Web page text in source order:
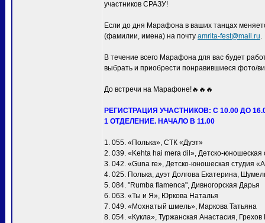
участников СРАЗУ!
Если до дня Марафона в ваших танцах
(фамилии, имена) на почту amrita-fest@mail.ru.
В течение всего Марафона для вас будет
выбрать и приобрести понравившиеся фото/
До встречи на Марафоне!🔥🔥🔥
РЕГИСТРАЦИЯ УЧАСТНИКОВ: С 10.00 ДО
1 ОТДЕЛЕНИЕ. НАЧАЛО В 11.00
1. 055. «Полька», СТК «Дуэт»
2. 039. «Kehta hai mera dil», Детско-юношеская
3. 042. «Guna re», Детско-юношеская студия
4. 025. Полька, дуэт Долгова Екатерина,
5. 084. "Rumba flamenca", Дивногорская Дарья
6. 063. «Ты и Я», Юркова Наталья
7. 049. «Мохнатый шмель», Маркова Татьяна
8. 054. «Кукла», Туржанская Анастасия, Грехов